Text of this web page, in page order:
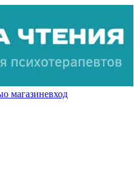
о магазиневход